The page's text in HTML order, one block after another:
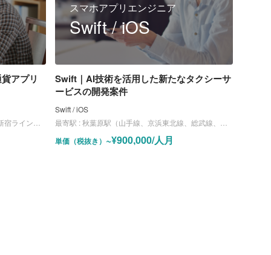
アプリ
蔵門線、副都心線）
スマホアプリエンジニア
Swift / iOS
Swift｜AI技術を活用した新たなタクシーサ
ービスの開発案件
Swift / iOS
最寄駅 :秋葉原駅（山手線、京浜東北線、総武線、日比谷線）
単価（税抜き） ~¥900,000/人月